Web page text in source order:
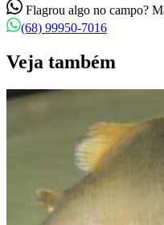
Flagrou algo no campo?
(68) 99950-7016
Veja também